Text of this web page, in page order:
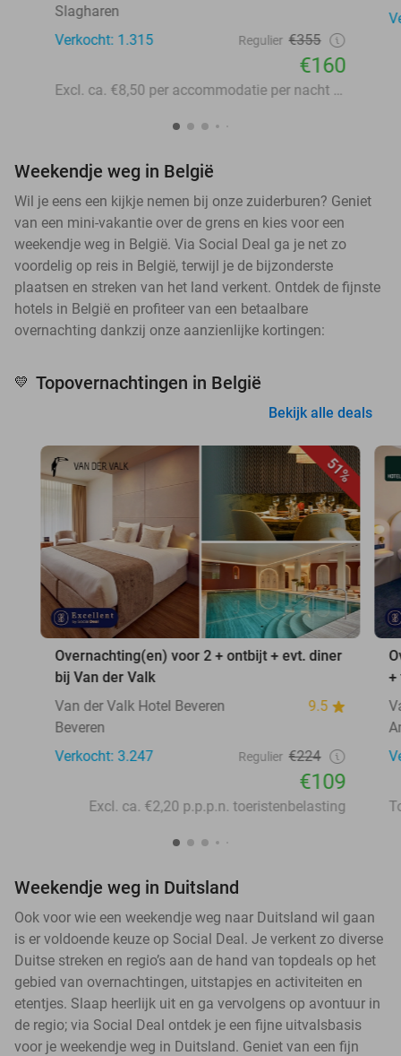
Slagharen
Verkocht: 1.315
Regulier €355
€160
Excl. ca. €8,50 per accommodatie per nacht aan lokale heffingen
Weekendje weg in België
Wil je eens een kijkje nemen bij onze zuiderburen? Geniet
van een mini-vakantie over de grens en kies voor een
weekendje weg in België. Via Social Deal ga je net zo
voordelig op reis in België, terwijl je de bijzonderste
plaatsen en streken van het land verkent. Ontdek de fijnste
hotels in België en profiteer van een betaalbare
overnachting dankzij onze aanzienlijke kortingen:
💛 Topovernachtingen in België
Bekijk alle deals
51%
Overnachting(en) voor 2 + ontbijt + evt. diner
bij Van der Valk
Van der Valk Hotel Beveren
9.5
Beveren
Verkocht: 3.247
Regulier €224
€109
Excl. ca. €2,20 p.p.p.n. toeristenbelasting
+
Weekendje weg in Duitsland
Ook voor wie een weekendje weg naar Duitsland wil gaan
is er voldoende keuze op Social Deal. Je verkent zo diverse
Duitse streken en regio’s aan de hand van topdeals op het
gebied van overnachtingen, uitstapjes en activiteiten en
etentjes. Slaap heerlijk uit en ga vervolgens op avontuur in
de regio; via Social Deal ontdek je een fijne uitvalsbasis
voor je weekendje weg in Duitsland. Geniet van een fijn